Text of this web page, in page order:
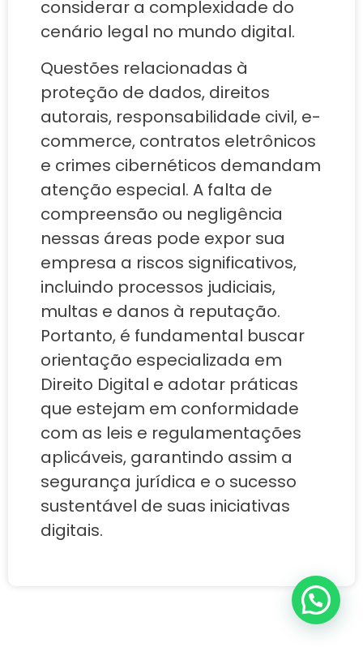
considerar a complexidade do
cenário legal no mundo digital.
Questões relacionadas à
proteção de dados, direitos
autorais, responsabilidade civil, e-
commerce, contratos eletrônicos
e crimes cibernéticos demandam
atenção especial. A falta de
compreensão ou negligência
nessas áreas pode expor sua
empresa a riscos significativos,
incluindo processos judiciais,
multas e danos à reputação.
Portanto, é fundamental buscar
orientação especializada em
Direito Digital e adotar práticas
que estejam em conformidade
com as leis e regulamentações
aplicáveis, garantindo assim a
segurança jurídica e o sucesso
sustentável de suas iniciativas
digitais.